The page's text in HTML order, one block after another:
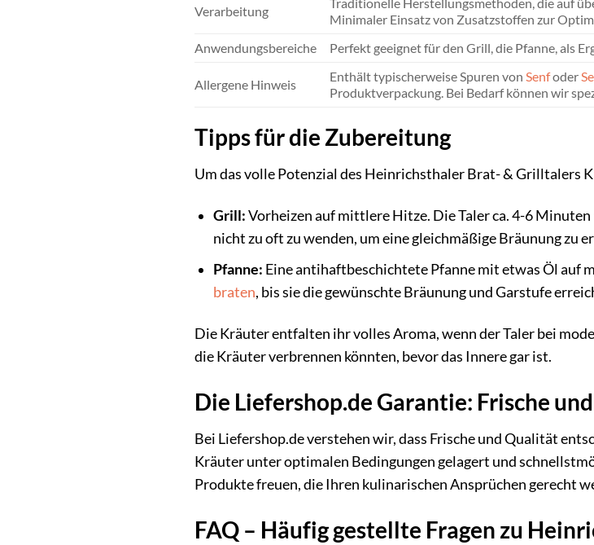
Verarbeitung
Minimaler Einsatz von Zusatzstoffen zur
Anwendungsbereiche
Perfekt geeignet für den Grill, die Pfanne, als
Allergene Hinweis
Enthält typischerweise Spuren von Senfoder
Produktverpackung. Bei Bedarf können wir
Tipps für die Zubereitung
Um das volle Potenzial des Heinrichsthaler Brat- & Grilltalers
Grill:Vorheizen auf mittlere Hitze. Die Taler ca. 4-6
nicht zu oft zu wenden, um eine gleichmäßige Bräunung zu
Pfanne: Eine antihaftbeschichtete Pfanne mit etwas Öl auf
braten, bis sie die gewünschte Bräunung und Garstufe
Die Kräuter entfalten ihr volles Aroma, wenn der Taler bei
die Kräuter verbrennen könnten, bevor das Innere gar ist.
Die Liefershop.de Garantie: Frische
Bei Liefershop.de verstehen wir, dass Frische und Qualität
Kräuter unter optimalen Bedingungen gelagert und
Produkte freuen, die Ihren kulinarischen Ansprüchen gerecht
FAQ – Häufig gestellte Fragen zu